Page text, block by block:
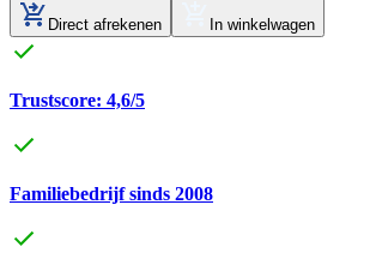
Direct afrekenen In winkelwagen
Trustscore: 4,6/5
Familiebedrijf sinds 2008